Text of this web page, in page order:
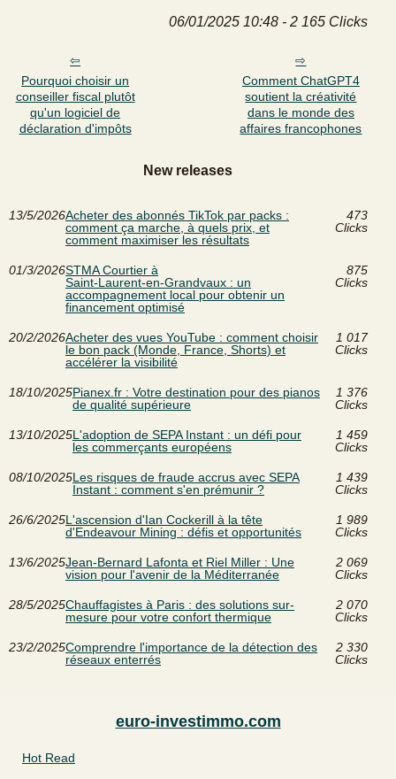
06/01/2025 10:48 - 2 165 Clicks
Pourquoi choisir un
conseiller fiscal plutôt
qu'un logiciel de
déclaration d'impôts
Comment ChatGPT4
soutient la créativité
dans le monde des
affaires francophones
New releases
13/5/2026Acheter des abonnés TikTok par packs :
comment ça marche, à quels prix, et
comment maximiser les résultats
473
Clicks
01/3/2026STMA Courtier à
Saint‑Laurent‑en‑Grandvaux : un
accompagnement local pour obtenir un
financement optimisé
875
Clicks
20/2/2026Acheter des vues YouTube : comment choisir
le bon pack (Monde, France, Shorts) et
accélérer la visibilité
1 017
Clicks
18/10/2025Pianex.fr : Votre destination pour des pianos
de qualité supérieure
1 376
Clicks
13/10/2025L'adoption de SEPA Instant : un défi pour
les commerçants européens
1 459
Clicks
08/10/2025Les risques de fraude accrus avec SEPA
Instant : comment s'en prémunir ?
1 439
Clicks
26/6/2025L'ascension d'Ian Cockerill à la tête
d'Endeavour Mining : défis et opportunités
1 989
Clicks
13/6/2025Jean-Bernard Lafonta et Riel Miller : Une
vision pour l'avenir de la Méditerranée
2 069
Clicks
28/5/2025Chauffagistes à Paris : des solutions sur-
mesure pour votre confort thermique
2 070
Clicks
23/2/2025Comprendre l'importance de la détection des
réseaux enterrés
2 330
Clicks
euro-investimmo.com
Hot Read